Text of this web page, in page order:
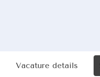
Vacature details